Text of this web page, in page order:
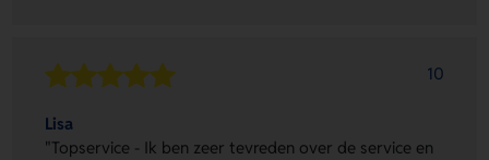
10
Lisa
"Topservice - Ik ben zeer tevreden over de service en